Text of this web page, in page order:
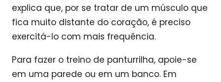
explica que, por se tratar de um músculo que
fica muito distante do coração, é preciso
exercitá-lo com mais frequência.
Para fazer o treino de panturrilha, apoie-se
em uma parede ou em um banco. Em